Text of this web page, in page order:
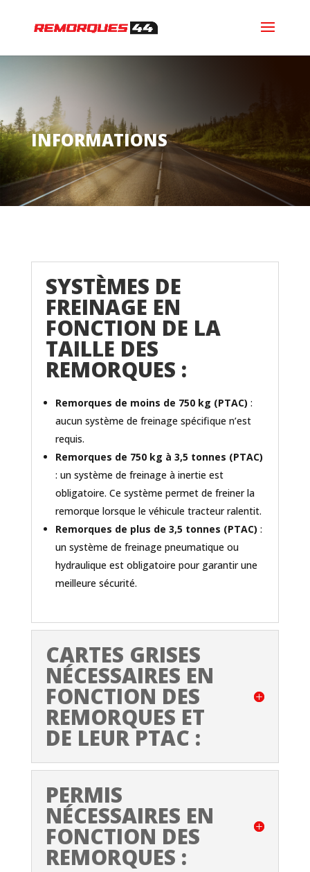
INFORMATIONS
SYSTÈMES DE
FREINAGE EN
FONCTION DE LA
TAILLE DES
REMORQUES :
Remorques de moins de 750 kg (PTAC) :
aucun système de freinage spécifique n’est
requis.
Remorques de 750 kg à 3,5 tonnes (PTAC)
: un système de freinage à inertie est
obligatoire. Ce système permet de freiner la
remorque lorsque le véhicule tracteur ralentit.
Remorques de plus de 3,5 tonnes (PTAC) :
un système de freinage pneumatique ou
hydraulique est obligatoire pour garantir une
meilleure sécurité.
CARTES GRISES
NÉCESSAIRES EN
FONCTION DES
REMORQUES ET
DE LEUR PTAC :
PERMIS
NÉCESSAIRES EN
FONCTION DES
REMORQUES :